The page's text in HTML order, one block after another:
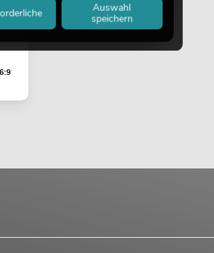
Auswahl
speichern